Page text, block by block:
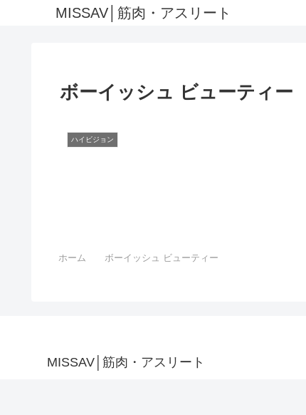
MISSAV│筋肉・アスリート
ボーイッシュ ビューティー
ハイビジョン
ホーム ボーイッシュ ビューティー
MISSAV│筋肉・アスリート